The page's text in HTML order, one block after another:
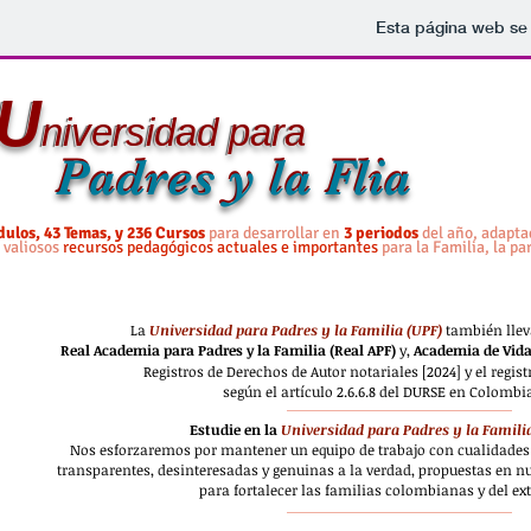
Esta página web
43 Temas, y 236 Cursos para desarrollar en 3 periodosdel año,
valiososrecursos pedagógicos actuales e importantes para la Familia, la
niversidad para
niversidad para
Padres y la Flia
Padres y la Flia
La Universidad para Padres y la Familia (UPF)también
Real Academia para Padres y la Familia (Real APF)y, Academia de
Registros de Derechos de Autor notariales [2024] y el
según el artículo 2.6.6.8 del DURSE en
Estudie en la Universidad para Padres y la
Nos esforzaremos por mantener un equipo de trabajo con
transparentes, desinteresadas y genuinas a la verdad, propuestas en
para fortalecer las familias colombianas y del